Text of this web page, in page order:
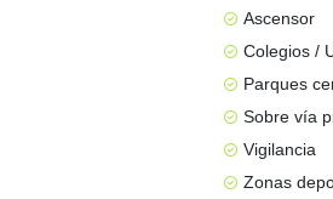
Ascensor
Colegios /
Parques
Sobre vía
Vigilancia
Zonas